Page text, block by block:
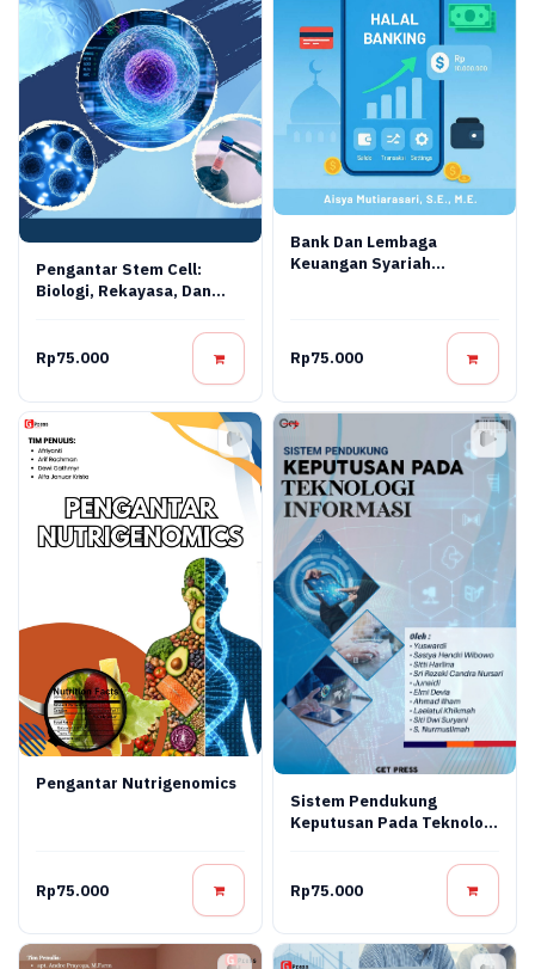
Pengantar Stem Cell:
Biologi, Rekayasa, Dan
Rp75.000
Bank Dan Lembaga
Keuangan Syariah
Rp75.000
Pengantar Nutrigenomics
Rp75.000
Sistem Pendukung
Keputusan Pada Teknologi
Rp75.000